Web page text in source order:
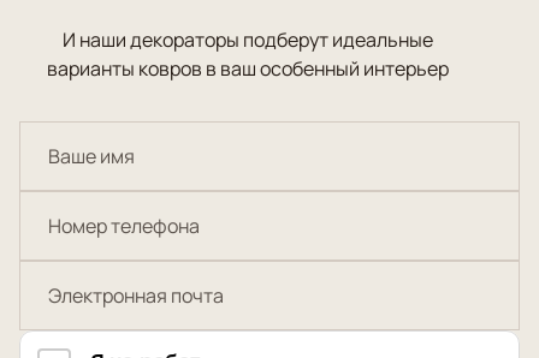
И наши декораторы подберут идеальные
варианты ковров в ваш особенный интерьер